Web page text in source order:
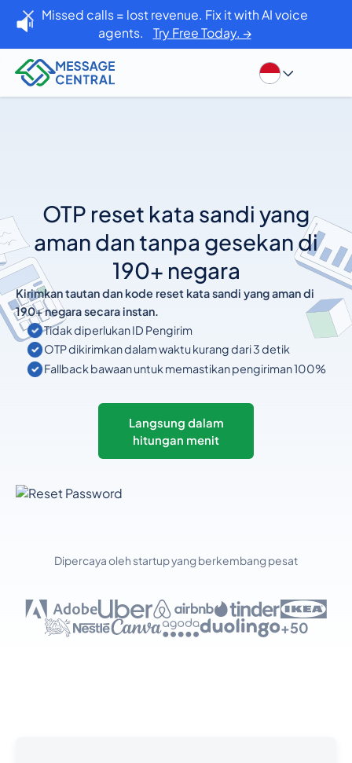
Missed calls = lost revenue. Fix it with AI voice
agents. Try Free Today. →
OTP reset kata sandi yang
aman dan tanpa gesekan di
190+ negara
Kirimkan tautan dan kode reset kata sandi yang aman di
190+ negara secara instan.
Tidak diperlukan ID Pengirim
OTP dikirimkan dalam waktu kurang dari 3 detik
Fallback bawaan untuk memastikan pengiriman 100%
Langsung dalam
hitungan menit
Dipercaya oleh startup yang berkembang pesat
+50